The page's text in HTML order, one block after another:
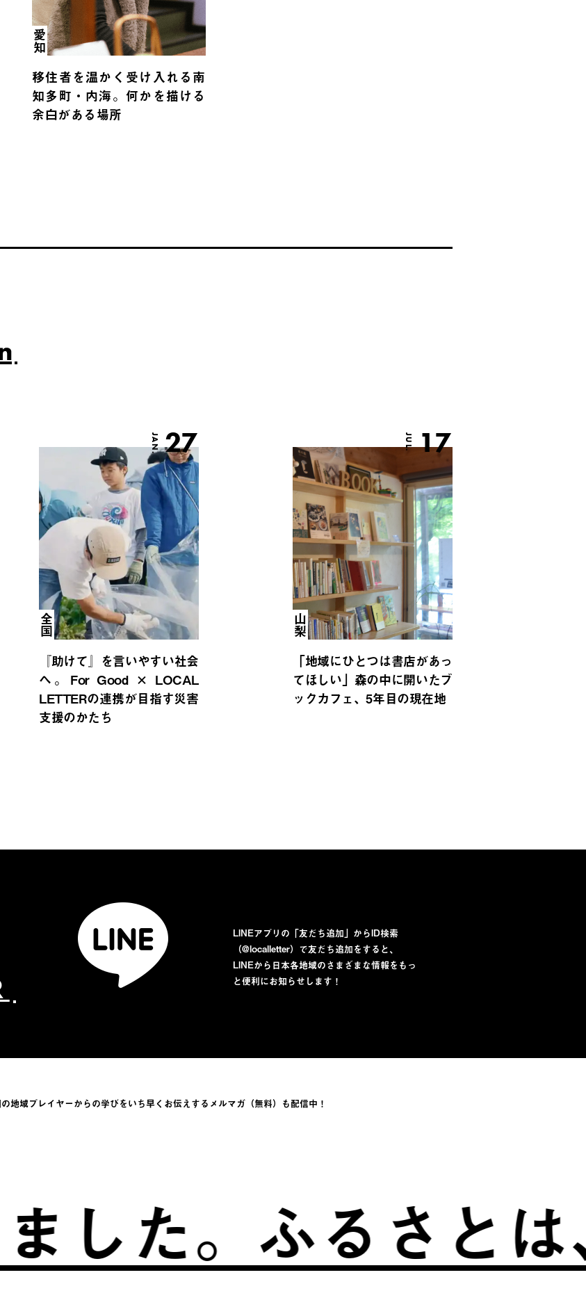
愛知
移住者を温かく受け入れる南
知多町・内海。何かを描ける
余白がある場所
JAN.27
全国
『助けて』を言いやすい社会
へ。For Good × LOCAL
LETTERの連携が目指す災害
支援のかたち
JUL. 17
山梨
「地域にひとつは書店があっ
てほしい」森の中に開いたブ
ックカフェ、5年目の現在地
LINEアプリの「友だち追加」からID検索
（@localletter）で友だち追加をすると、
LINEから日本各地域のさまざまな情報をもっ
と便利にお知らせします！
地域プレイヤーからの学びをいち早くお伝えするメルマガ（無料）も配信中！
た。ふるさとは、